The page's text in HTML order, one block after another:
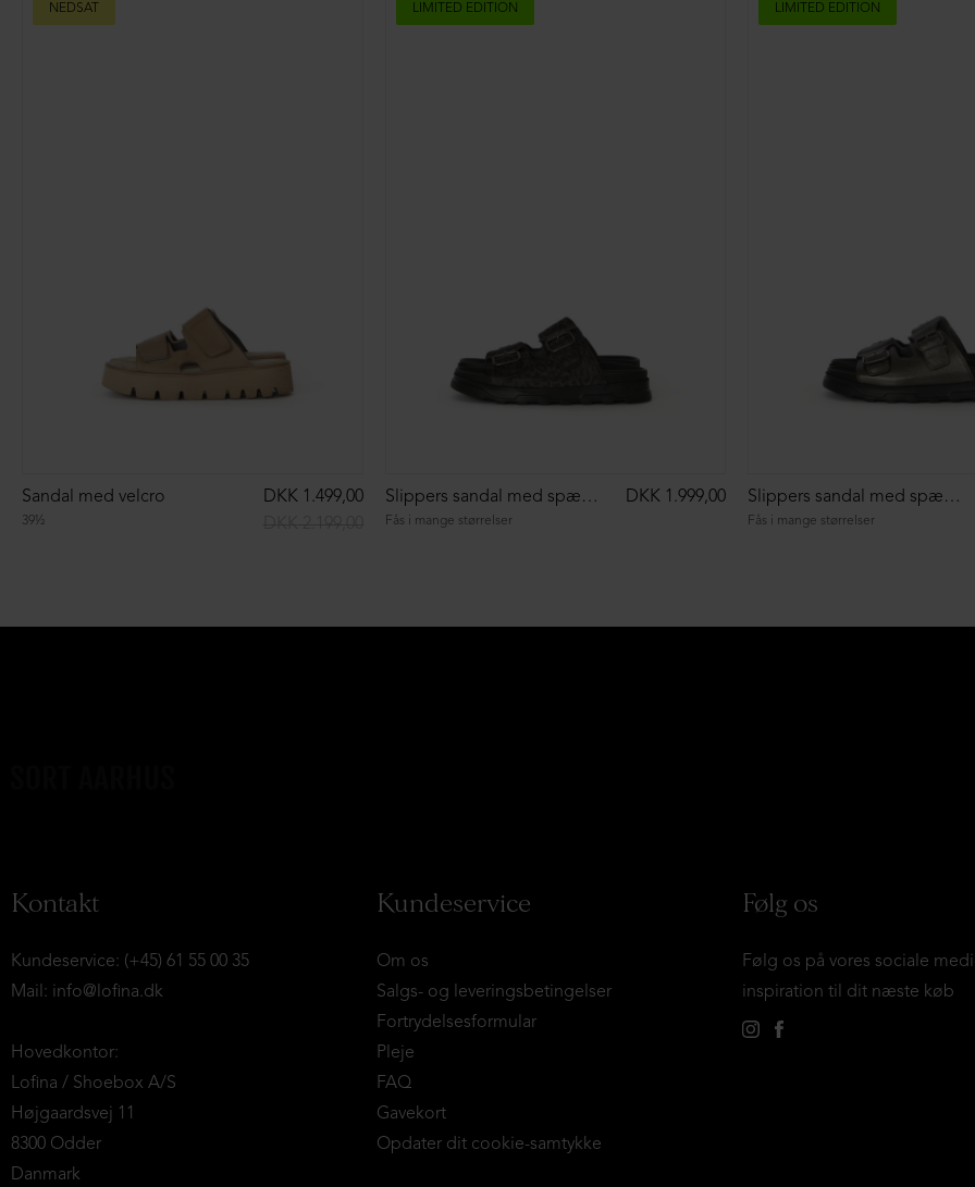
NEDSAT
39½
Sandal med velcro
DKK 1.499,00
LIMITED EDITION
Fås i mange størrelser
Slippers sandal med spænder DKK 1.999,00
LIMITED EDITION
Fås i mange størrelser
Slippers sandal med spænder
Kontakt
Kundeservice: (+45) 61 55 00 35
Mail: info@lofina.dk
Hovedkontor:
Lofina / Shoebox A/S
Højgaardsvej 11
8300 Odder
Danmark
Kundeservice
Om os
Salgs- og leveringsbetingelser
Fortrydelsesformular
Pleje
FAQ
Gavekort
Opdater dit cookie-samtykke
Følg os
Følg os på vores sociale
inspiration til dit næste køb